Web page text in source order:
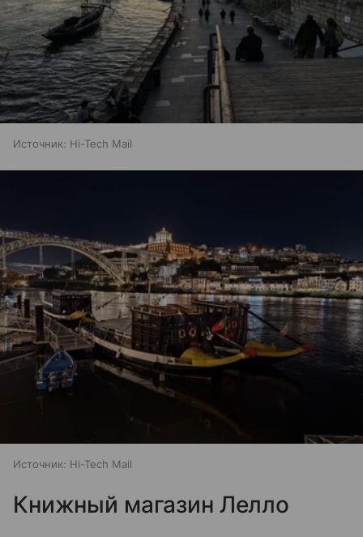
Источник: Hi-Tech Mail
Источник: Hi-Tech Mail
Книжный магазин Лелло